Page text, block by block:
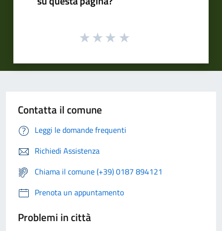
Contatta il comune
Leggi le domande frequenti
Richiedi Assistenza
Chiama il comune (+39) 0187 894121
Prenota un appuntamento
Problemi in città